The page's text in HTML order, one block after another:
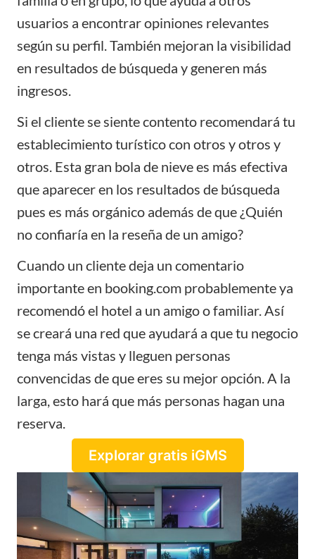
usuarios a encontrar opiniones relevantes
según su perfil. También mejoran la visibilidad
en resultados de búsqueda y generen más
ingresos.
Si el cliente se siente contento recomendará tu
establecimiento turístico con otros y otros y
otros. Esta gran bola de nieve es más efectiva
que aparecer en los resultados de búsqueda
pues es más orgánico además de que ¿Quién
no confiaría en la reseña de un amigo?
Cuando un cliente deja un comentario
importante en booking.com probablemente ya
recomendó el hotel a un amigo o familiar. Así
se creará una red que ayudará a que tu negocio
tenga más vistas y lleguen personas
convencidas de que eres su mejor opción. A la
larga, esto hará que más personas hagan una
reserva.
Explorar gratis iGMS